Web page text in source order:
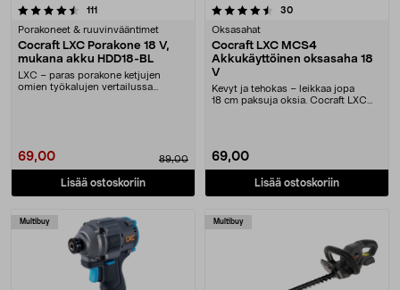
111
Porakoneet & ruuvinvääntimet
Cocraft LXC Porakone 18 V,
mukana akku HDD18-BL
LXC – paras porakone ketjujen
omien työkalujen vertailussa
69,00 89,00
Lisää ostoskoriin
4.5 viidestä tähdestä 30arvostelut
Oksasahat
Cocraft LXC MCS4
Akkukäyttöinen oksasaha 18
V
Kevyt ja tehokas – leikkaa jopa
18 cm paksuja oksia. Cocraft LXC
69,00
Lisää ostoskoriin
Multibuy Multibuy